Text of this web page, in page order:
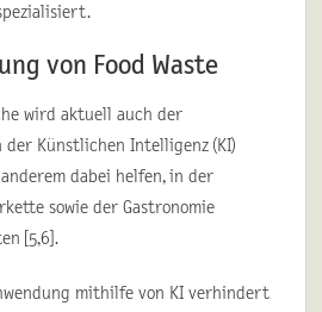
von Food Waste
wird aktuell auch der
der Künstlichen Intelligenz (KI)
dabei helfen, in der
sowie der Gastronomie
[5,6].
mithilfe von KI verhindert